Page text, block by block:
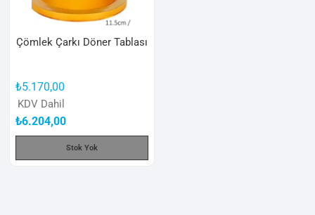
Çömlek Çarkı Döner Tablası
₺5.170,00
KDV Dahil
₺6.204,00
Stok Yok